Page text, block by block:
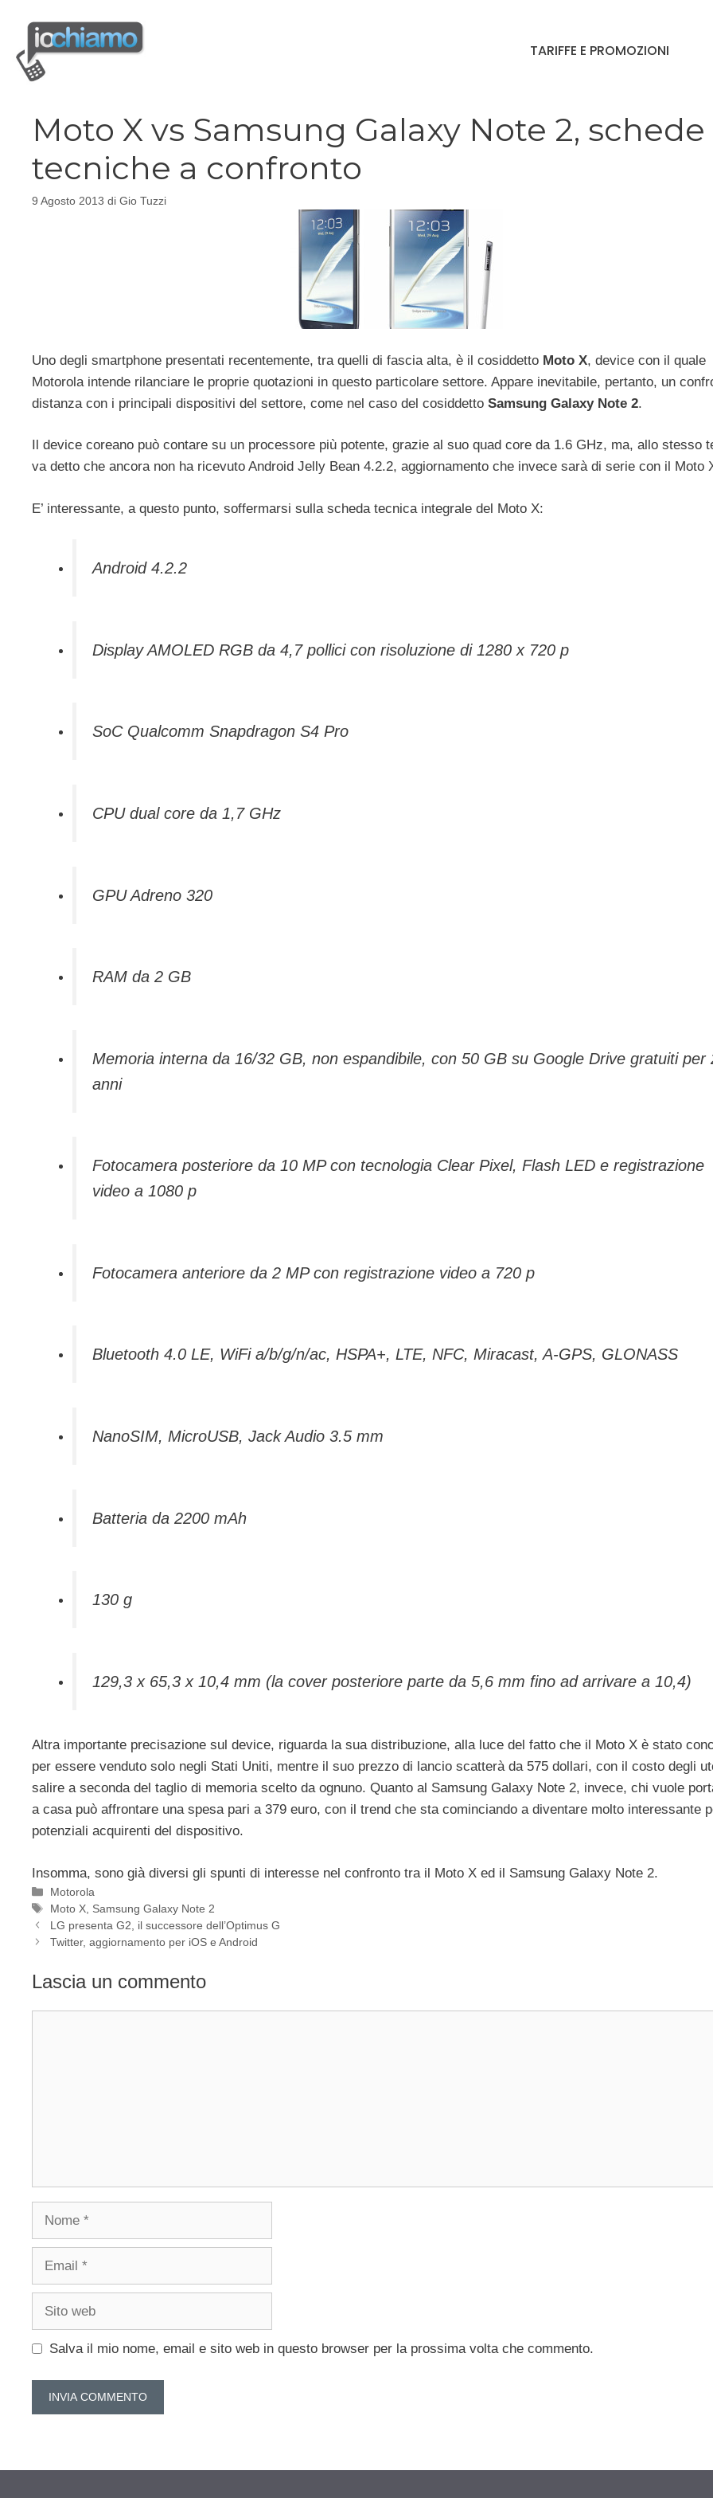
contenuto
TARIFFE E PROMOZIONI
Moto X vs Samsung Galaxy Note 2, schede
tecniche a confronto
9 Agosto 2013 di Gio Tuzzi
Uno degli smartphone presentati recentemente, tra quelli di fascia alta, è il cosiddetto Moto X, device con il quale
Motorola intende rilanciare le proprie quotazioni in questo particolare settore. Appare inevitabile, pertanto, un
distanza con i principali dispositivi del settore, come nel caso del cosiddetto Samsung Galaxy Note 2.
Il device coreano può contare su un processore più potente, grazie al suo quad core da 1.6 GHz, ma, allo stesso
va detto che ancora non ha ricevuto Android Jelly Bean 4.2.2, aggiornamento che invece sarà di serie con il Moto
E’ interessante, a questo punto, soffermarsi sulla scheda tecnica integrale del Moto X:
Android 4.2.2
Display AMOLED RGB da 4,7 pollici con risoluzione di 1280 x 720 p
SoC Qualcomm Snapdragon S4 Pro
CPU dual core da 1,7 GHz
GPU Adreno 320
RAM da 2 GB
Memoria interna da 16/32 GB, non espandibile, con 50 GB su Google Drive gratuiti per
anni
Fotocamera posteriore da 10 MP con tecnologia Clear Pixel, Flash LED e registrazione
video a 1080 p
Fotocamera anteriore da 2 MP con registrazione video a 720 p
Bluetooth 4.0 LE, WiFi a/b/g/n/ac, HSPA+, LTE, NFC, Miracast, A-GPS, GLONASS
NanoSIM, MicroUSB, Jack Audio 3.5 mm
Batteria da 2200 mAh
130 g
129,3 x 65,3 x 10,4 mm (la cover posteriore parte da 5,6 mm fino ad arrivare a 10,4)
Altra importante precisazione sul device, riguarda la sua distribuzione, alla luce del fatto che il Moto X è stato
per essere venduto solo negli Stati Uniti, mentre il suo prezzo di lancio scatterà da 575 dollari, con il costo degli
salire a seconda del taglio di memoria scelto da ognuno. Quanto al Samsung Galaxy Note 2, invece, chi vuole
a casa può affrontare una spesa pari a 379 euro, con il trend che sta cominciando a diventare molto interessante
potenziali acquirenti del dispositivo.
Insomma, sono già diversi gli spunti di interesse nel confronto tra il Moto X ed il Samsung Galaxy Note 2.
Categorie
Motorola
Tag
Moto X Samsung Galaxy Note 2
LG presenta G2, il successore dell’Optimus G
Twitter, aggiornamento per iOS e Android
Lascia un commento
Nome
Email
Sito
Salva il mio nome, email e sito web in questo browser per la prossima volta che commento.